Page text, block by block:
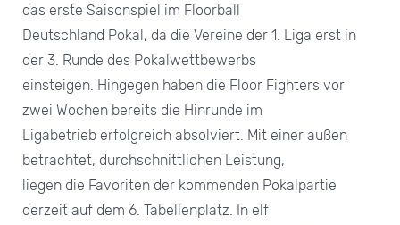
das erste Saisonspiel im Floorball
Deutschland Pokal, da die Vereine der 1. Liga erst in
der 3. Runde des Pokalwettbewerbs
einsteigen. Hingegen haben die Floor Fighters vor
zwei Wochen bereits die Hinrunde im
Ligabetrieb erfolgreich absolviert. Mit einer außen
betrachtet, durchschnittlichen Leistung,
liegen die Favoriten der kommenden Pokalpartie
derzeit auf dem 6. Tabellenplatz. In elf